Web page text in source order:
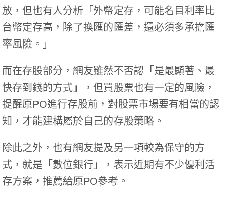
放，但也有人分析「外幣定存，可能名目利率比
台幣定存高，除了換匯的匯差，還必須多承擔匯
率風險。」
而在存股部分，網友雖然不否認「是最顯著、最
快存到錢的方式」，但買股票也有一定的風險，
提醒原PO進行存股前，對股票市場要有相當的認
知，才能建構屬於自己的存股策略。
除此之外，也有網友提及另一項較為保守的方
式，就是「數位銀行」，表示近期有不少優利活
存方案，推薦給原PO參考。